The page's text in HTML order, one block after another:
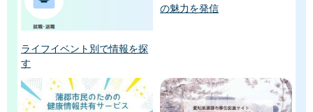
ライフイベント別で情報を探
す
の魅力を発信